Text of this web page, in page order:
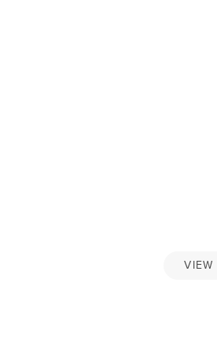
VIEW